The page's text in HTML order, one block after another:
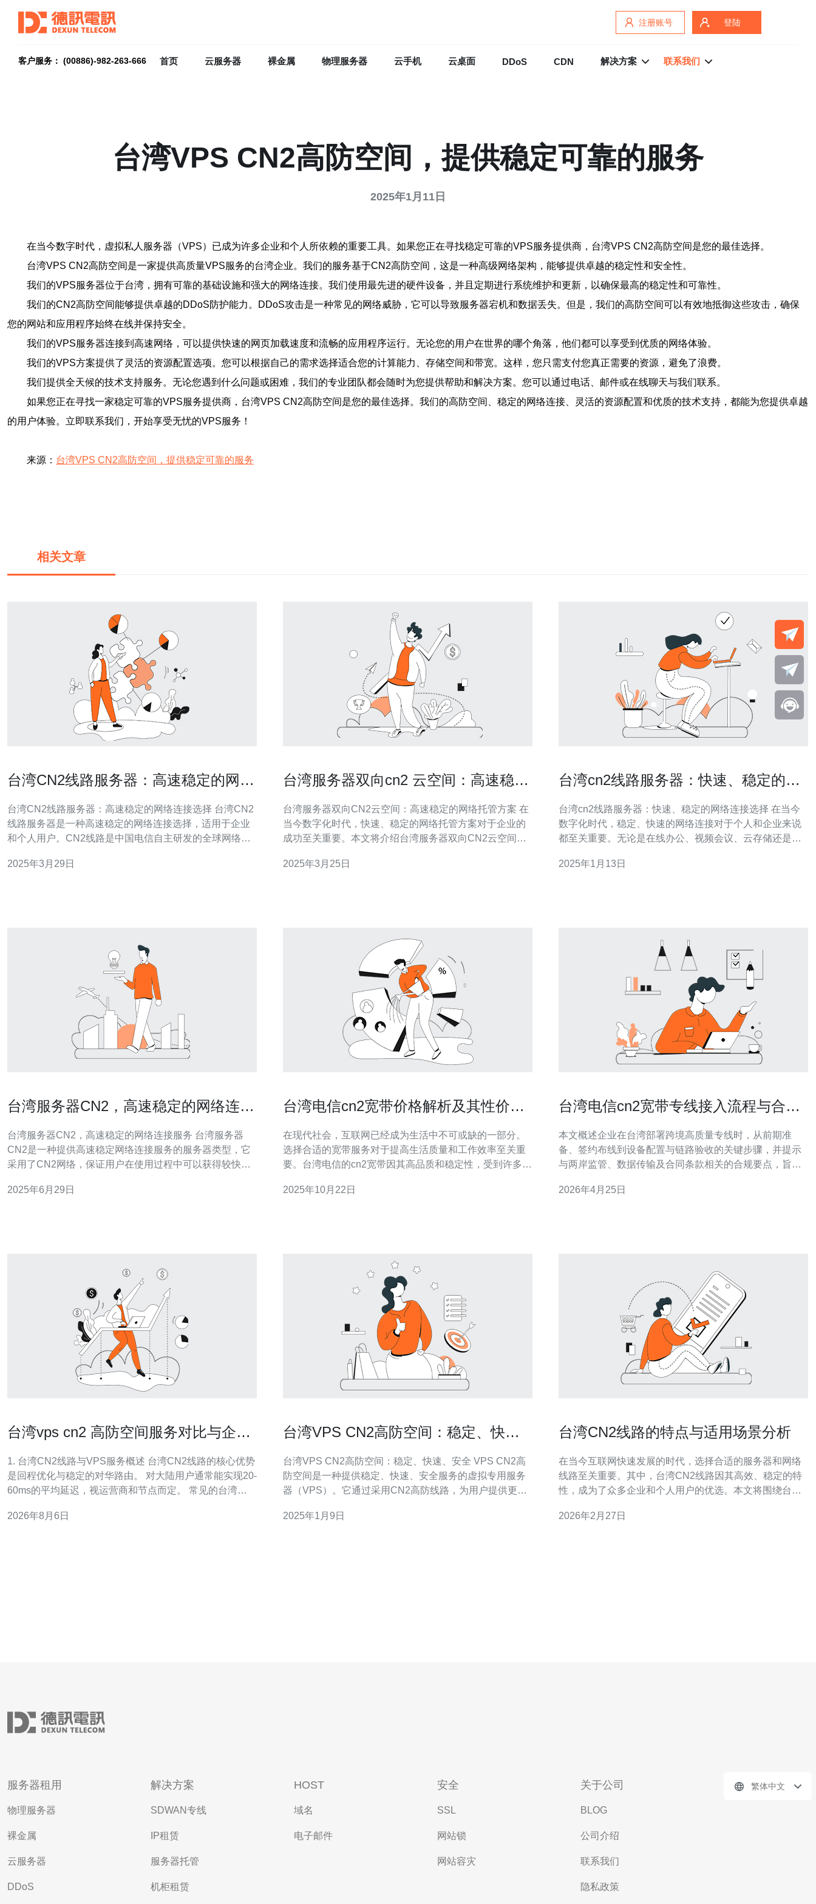
注册账号 登陆
客户服务： (00886)-982-263-666 首页 云服务器 裸金属 物理服务器 云手机 云桌面 DDoS CDN 解决方案 联系我们
台湾VPS CN2高防空间，提供稳定可靠的服务
2025年1月11日
在当今数字时代，虚拟私人服务器（VPS）已成为许多企业和个人所依赖的重要工具。如果您正在寻找稳定可靠的VPS服务提供商，台湾VPS CN2高防空间是您的最佳选择。
台湾VPS CN2高防空间是一家提供高质量VPS服务的台湾企业。我们的服务基于CN2高防空间，这是一种高级网络架构，能够提供卓越的稳定性和安全性。
我们的VPS服务器位于台湾，拥有可靠的基础设施和强大的网络连接。我们使用最先进的硬件设备，并且定期进行系统维护和更新，以确保最高的稳定性和可靠性。
我们的CN2高防空间能够提供卓越的DDoS防护能力。DDoS攻击是一种常见的网络威胁，它可以导致服务器宕机和数据丢失。但是，我们的高防空间可以有效地抵御这些攻击，确保
您的网站和应用程序始终在线并保持安全。
我们的VPS服务器连接到高速网络，可以提供快速的网页加载速度和流畅的应用程序运行。无论您的用户在世界的哪个角落，他们都可以享受到优质的网络体验。
我们的VPS方案提供了灵活的资源配置选项。您可以根据自己的需求选择适合您的计算能力、存储空间和带宽。这样，您只需支付您真正需要的资源，避免了浪费。
我们提供全天候的技术支持服务。无论您遇到什么问题或困难，我们的专业团队都会随时为您提供帮助和解决方案。您可以通过电话、邮件或在线聊天与我们联系。
如果您正在寻找一家稳定可靠的VPS服务提供商，台湾VPS CN2高防空间是您的最佳选择。我们的高防空间、稳定的网络连接、灵活的资源配置和优质的技术支持，都能为您提供卓越
的用户体验。立即联系我们，开始享受无忧的VPS服务！
来源： 台湾VPS CN2高防空间，提供稳定可靠的服务
相关文章
台湾CN2线路服务器：高速稳定的网络
台湾CN2线路服务器：高速稳定的网络连接选择 台湾CN2
线路服务器是一种高速稳定的网络连接选择，适用于企业
和个人用户。CN2线路是中国电信自主研发的全球网络骨
湾CN2线路服务器有以下几个优势： 高速连接：台湾CN2
2025年3月29日
台湾服务器双向cn2 云空间：高速稳定
台湾服务器双向CN2云空间：高速稳定的网络托管方案 在
当今数字化时代，快速、稳定的网络托管方案对于企业的
成功至关重要。本文将介绍台湾服务器双向CN2云空间，
网络性能和可靠的数据存储。 台湾服务器双向CN2云空间
2025年3月25日
台湾cn2线路服务器：快速、稳定的网
台湾cn2线路服务器：快速、稳定的网络连接选择 在当今
数字化时代，稳定、快速的网络连接对于个人和企业来说
都至关重要。无论是在线办公、视频会议、云存储还是网
成为了越来越多人的首选。 cn2线路是中国电信的国际互
2025年1月13日
台湾服务器CN2，高速稳定的网络连接
台湾服务器CN2，高速稳定的网络连接服务 台湾服务器
CN2是一种提供高速稳定网络连接服务的服务器类型，它
采用了CN2网络，保证用户在使用过程中可以获得较快的
优势在于其网络连接速度快、稳定性高。CN2网络是一种
2025年6月29日
台湾电信cn2宽带价格解析及其性价比
在现代社会，互联网已经成为生活中不可或缺的一部分。
选择合适的宽带服务对于提高生活质量和工作效率至关重
要。台湾电信的cn2宽带因其高品质和稳定性，受到许多用
价比，并提供实际操作指南，帮助用户做出明智的选择。
2025年10月22日
台湾电信cn2宽带专线接入流程与合规
本文概述企业在台湾部署跨境高质量专线时，从前期准
备、签约布线到设备配置与链路验收的关键步骤，并提示
与两岸监管、数据传输及合同条款相关的合规要点，旨在
如何开始申请接入流程？ 第一步建议与目标运营商或代理
2026年4月25日
台湾vps cn2 高防空间服务对比与企业
1. 台湾CN2线路与VPS服务概述 台湾CN2线路的核心优势
是回程优化与稳定的对华路由。 对大陆用户通常能实现20-
60ms的平均延迟，视运营商和节点而定。 常见的台湾
企业选择时要注意链路类型（直连CN2、经停AS或共享带
2026年8月6日
台湾VPS CN2高防空间：稳定、快
台湾VPS CN2高防空间：稳定、快速、安全 VPS CN2高
防空间是一种提供稳定、快速、安全服务的虚拟专用服务
器（VPS）。它通过采用CN2高防线路，为用户提供更高
间具有出色的稳定性。它采用高质量的硬件设备和先进的
2025年1月9日
台湾CN2线路的特点与适用场景分析
在当今互联网快速发展的时代，选择合适的服务器和网络
线路至关重要。其中，台湾CN2线路因其高效、稳定的特
性，成为了众多企业和个人用户的优选。本文将围绕台湾
场景的详细分析，为您提供全面的评测与介绍。 台湾CN2
2026年2月27日
服务器租用
物理服务器
裸金属
云服务器
DDoS
解决方案
SDWAN专线
IP租赁
服务器托管
机柜租赁
HOST
域名
电子邮件
安全
SSL
网站锁
网站容灾
关于公司
BLOG
公司介绍
联系我们
隐私政策
繁体中文